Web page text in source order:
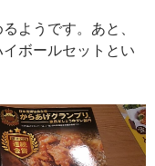
ようです。あと、
ボールセットとい